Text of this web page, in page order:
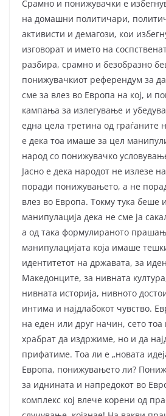
Срамно и понижувачки е
на домашни политичари,
активисти и демагози, кои
изговорат и името на
разбира, срамно и безобразно
понижувачкиот референдум за
сме за влез во Европа на кој, и
кампања за излегување и
една цела третина од граѓаните
е дека тоа имаше за цел
народ со понижувачко
Јасно е дека народот не излезе
поради понижувањето, а не
влез во Европа. Токму тука беше
манипулација дека не сме ја
а од така формулираното
манипулацијата која имаше
идентитетот на државата, за
Македонците, за нивната
нивната историја, нивното
интима и најдлабокот чувство.
на еден или друг начин, сето
храбрат да издржиме, но и да
прифатиме. Тоа ли е „новата
Европа, понижувањето ли?
за иднината и напредокот во
комплекс кој влече корени од